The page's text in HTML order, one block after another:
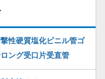
性硬質塩化ビニル管ゴ
ング受口片受直管